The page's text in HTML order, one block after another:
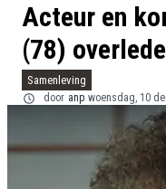
Acteur en
(78)
Samenleving
door anp woensdag, 10